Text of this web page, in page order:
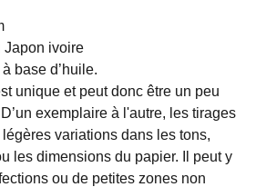
Japon ivoire
base d’huile.
unique et peut donc être un peu
exemplaire à l'autre, les tirages
variations dans les tons,
les dimensions du papier. Il peut y
ou de petites zones non